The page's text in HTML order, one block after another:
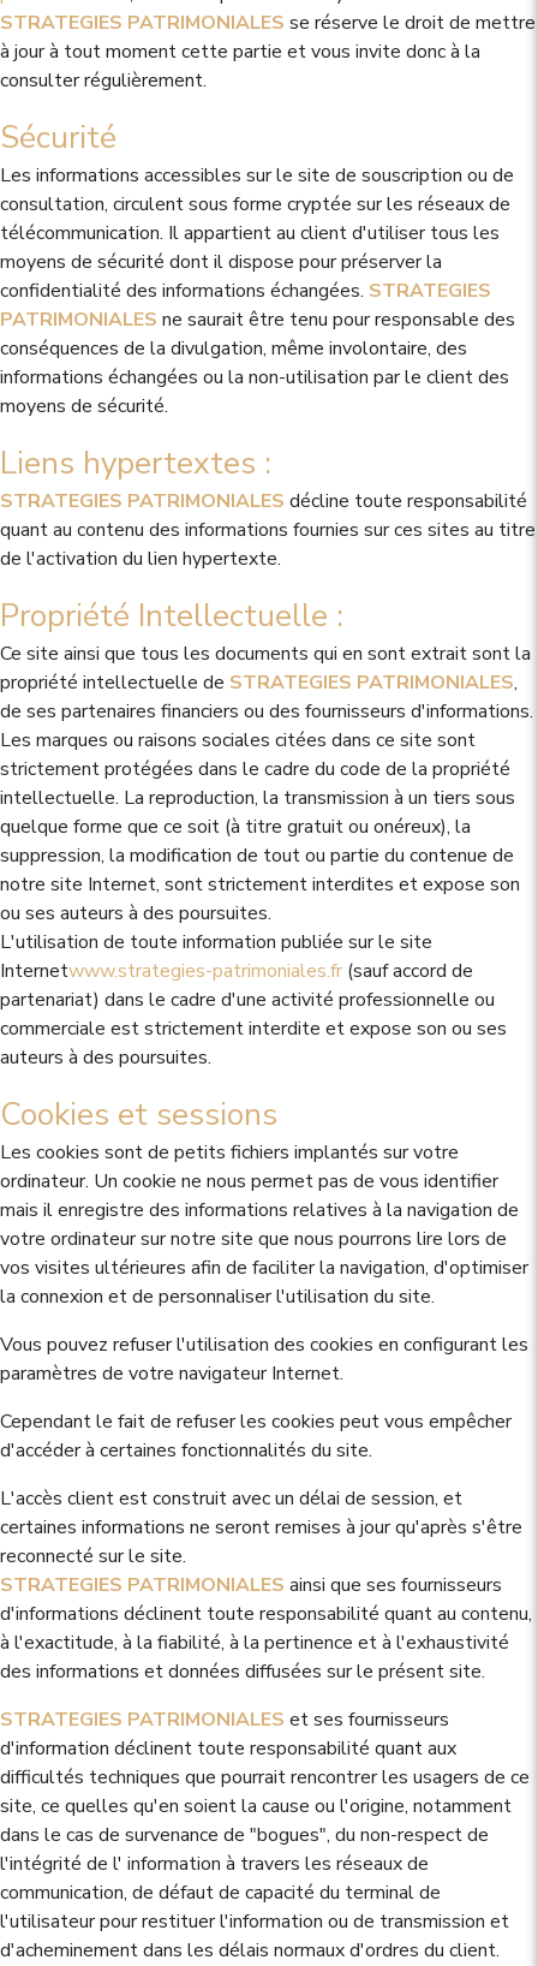
STRATEGIES PATRIMONIALES se réserve le droit de mettre
à jour à tout moment cette partie et vous invite donc à la
consulter régulièrement.
Sécurité
Les informations accessibles sur le site de souscription ou de
consultation, circulent sous forme cryptée sur les réseaux de
télécommunication. Il appartient au client d'utiliser tous les
moyens de sécurité dont il dispose pour préserver la
confidentialité des informations échangées. STRATEGIES
PATRIMONIALES ne saurait être tenu pour responsable des
conséquences de la divulgation, même involontaire, des
informations échangées ou la non-utilisation par le client des
moyens de sécurité.
Liens hypertextes :
STRATEGIES PATRIMONIALES décline toute responsabilité
quant au contenu des informations fournies sur ces sites au titre
de l'activation du lien hypertexte.
Propriété Intellectuelle :
Ce site ainsi que tous les documents qui en sont extrait sont la
propriété intellectuelle de STRATEGIES PATRIMONIALES,
de ses partenaires financiers ou des fournisseurs d'informations.
Les marques ou raisons sociales citées dans ce site sont
strictement protégées dans le cadre du code de la propriété
intellectuelle. La reproduction, la transmission à un tiers sous
quelque forme que ce soit (à titre gratuit ou onéreux), la
suppression, la modification de tout ou partie du contenue de
notre site Internet, sont strictement interdites et expose son
ou ses auteurs à des poursuites.
L'utilisation de toute information publiée sur le site
Internetwww.strategies-patrimoniales.fr (sauf accord de
partenariat) dans le cadre d'une activité professionnelle ou
commerciale est strictement interdite et expose son ou ses
auteurs à des poursuites.
Cookies et sessions
Les cookies sont de petits fichiers implantés sur votre
ordinateur. Un cookie ne nous permet pas de vous identifier
mais il enregistre des informations relatives à la navigation de
votre ordinateur sur notre site que nous pourrons lire lors de
vos visites ultérieures afin de faciliter la navigation, d'optimiser
la connexion et de personnaliser l'utilisation du site.
Vous pouvez refuser l'utilisation des cookies en configurant les
paramètres de votre navigateur Internet.
Cependant le fait de refuser les cookies peut vous empêcher
d'accéder à certaines fonctionnalités du site.
L'accès client est construit avec un délai de session, et
certaines informations ne seront remises à jour qu'après s'être
reconnecté sur le site.
STRATEGIES PATRIMONIALES ainsi que ses fournisseurs
d'informations déclinent toute responsabilité quant au contenu,
à l'exactitude, à la fiabilité, à la pertinence et à l'exhaustivité
des informations et données diffusées sur le présent site.
STRATEGIES PATRIMONIALES et ses fournisseurs
d'information déclinent toute responsabilité quant aux
difficultés techniques que pourrait rencontrer les usagers de ce
site, ce quelles qu'en soient la cause ou l'origine, notamment
dans le cas de survenance de "bogues", du non-respect de
l'intégrité de l' information à travers les réseaux de
communication, de défaut de capacité du terminal de
l'utilisateur pour restituer l'information ou de transmission et
d'acheminement dans les délais normaux d'ordres du client.